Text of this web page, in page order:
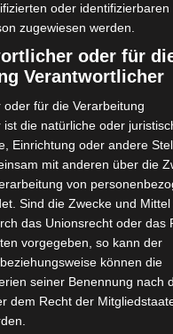
14.8° C °
13.8 °
2.9m/s 90%
23° 26°
Barbara-Susann Mehring
oder identifizierbaren
zugewiesen werden.
oder für
Verantwortlicher
oder für die Verarbeitung
ist die natürliche oder
Einrichtung oder andere
mit anderen über die
von
Sind die Zwecke und
das Unionsrecht oder das
vorgegeben, so kann der
können die
seiner Benennung nach
dem Recht der